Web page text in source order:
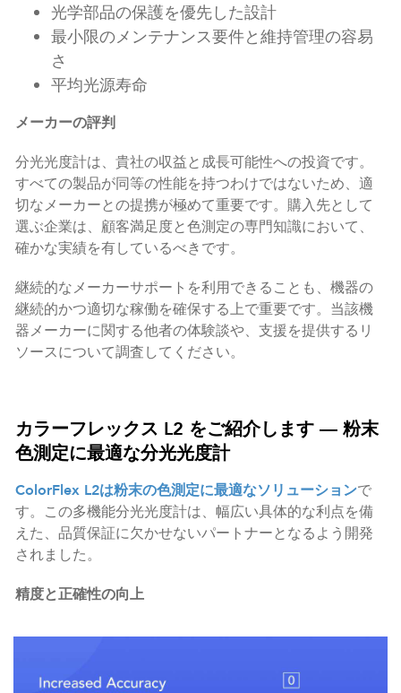
光学部品の保護を優先した設計
最小限のメンテナンス要件と維持管理の容易
さ
平均光源寿命
メーカーの評判
分光光度計は、貴社の収益と成長可能性への投資です。
すべての製品が同等の性能を持つわけではないため、適
切なメーカーとの提携が極めて重要です。購入先として
選ぶ企業は、顧客満足度と色測定の専門知識において、
確かな実績を有しているべきです。
継続的なメーカーサポートを利用できることも、機器の
継続的かつ適切な稼働を確保する上で重要です。当該機
器メーカーに関する他者の体験談や、支援を提供するリ
ソースについて調査してください。
カラーフレックス L2 をご紹介します ― 粉末
色測定に最適な分光光度計
ColorFlex L2は粉末の色測定に最適なソリューションで
す。この多機能分光光度計は、幅広い具体的な利点を備
えた、品質保証に欠かせないパートナーとなるよう開発
されました。
精度と正確性の向上